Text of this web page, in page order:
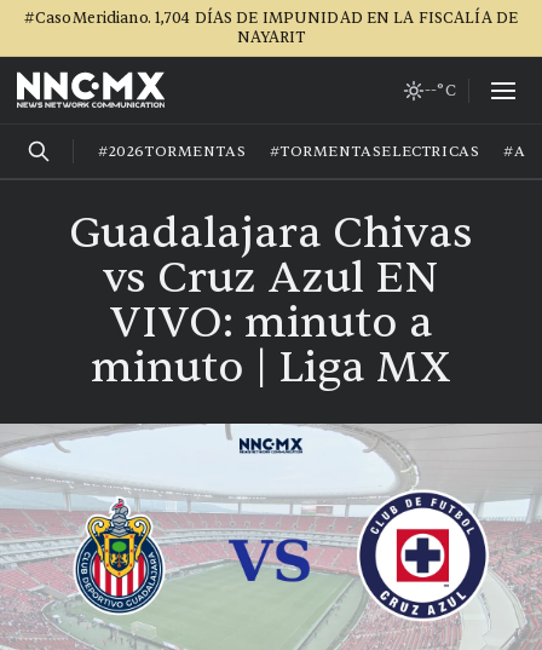
#CasoMeridiano. 1,704 DÍAS DE IMPUNIDAD EN LA FISCALÍA DE
NAYARIT
--°C
#2026TORMENTAS #TORMENTASELECTRICAS
Guadalajara Chivas
vs Cruz Azul EN
VIVO: minuto a
minuto | Liga MX